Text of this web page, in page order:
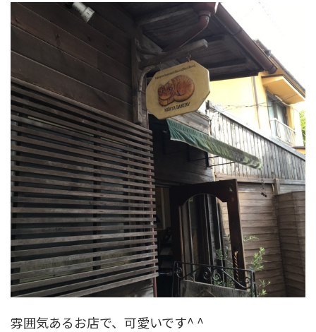
雰囲気あるお店で、可愛いです^ ^